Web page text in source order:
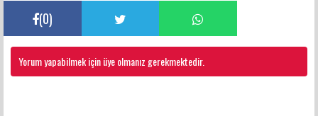
(0)
Yorum yapabilmek için üye olmanız gerekmektedir.